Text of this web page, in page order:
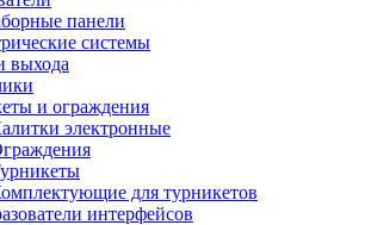
панели
системы
выхода
и ограждения
электронные
для турникетов
интерфейсов